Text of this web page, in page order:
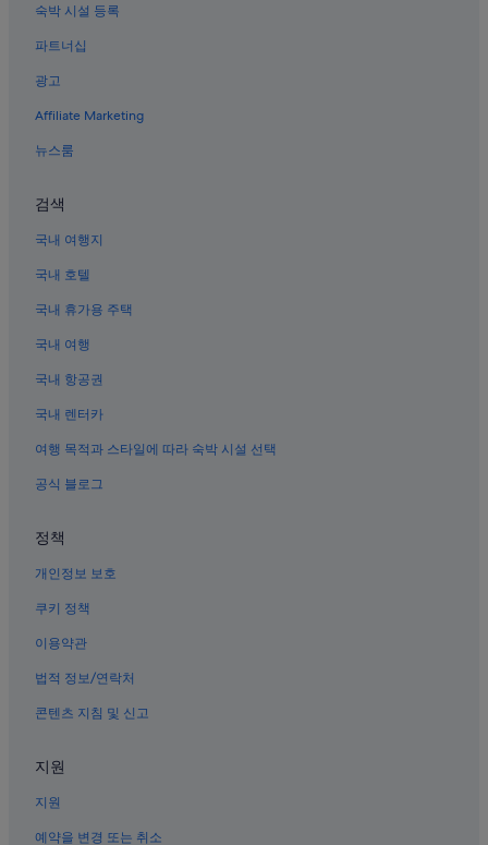
코벤트스테이션 호텔
에섹스 펠스의 게스트하우스
에섹스 펠스 호텔
파시파니의 아파트
휘파니 호텔
노스 저지의 리조트
노스 저지의 4성급 호텔
노스 저지의 게스트하우스
모리스타운 호텔
토와코의 모텔
몽트빌의 개인 별장
모리스타운 인라인 하키 링크 근처 호텔
노스 저지의 콘도
서미트의 아파트
토토와의 호스텔
서미트의 모텔
노스 저지의 코티지
모리스 플레인의 아파트
세인트 엘리자베스 칼리지 근처 호텔
에식스 카운티 공항 근처 호텔
토와코의 개인 별장
모리스 플레인 호텔
채텀의 B&B
숙박 시설 등록
파트너십
광고
Affiliate Marketing
뉴스룸
검색
국내 여행지
국내 호텔
국내 휴가용 주택
국내 여행
국내 항공권
국내 렌터카
여행 목적과 스타일에 따라 숙박 시설 선택
공식 블로그
정책
개인정보 보호
쿠키 정책
이용약관
법적 정보/연락처
콘텐츠 지침 및 신고
지원
지원
예약을 변경 또는 취소